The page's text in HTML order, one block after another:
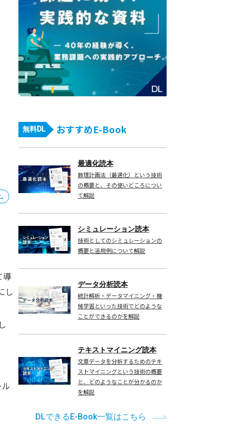
導
し
無料DL おすすめE-Book
最適化読本
数理計画法（最適化）という技術
の概要と、その使いどころについ
て解説
シミュレーション読本
技術としてのシミュレーションの
概要と活用例について解説
データ分析読本
統計解析・データマイニング・機
械学習といった技術でどのような
ことができるのかを解説
テキストマイニング読本
文章データを分析するためのテキ
ストマイニングという技術の概要
と、どのようなことが分かるのか
を解説
DLできるE-Book一覧はこちら